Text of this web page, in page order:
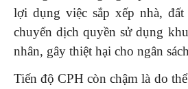
lợi dụng việc sắp xếp nhà,
chuyển dịch quyền sử dụng
nhân, gây thiệt hại cho ngân
Tiến độ CPH còn chậm là do